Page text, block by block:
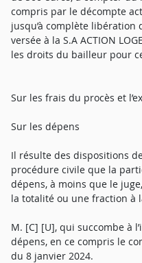
compris par le décompte
jusqu’à complète libération
versée à la S.A ACTION
les droits du bailleur pour
Sur les frais du procès et
Sur les dépens
Il résulte des dispositions
procédure civile que la
dépens, à moins que le
la totalité ou une fraction à
M. [C] [U], qui succombe à
dépens, en ce compris le
du 8 janvier 2024.